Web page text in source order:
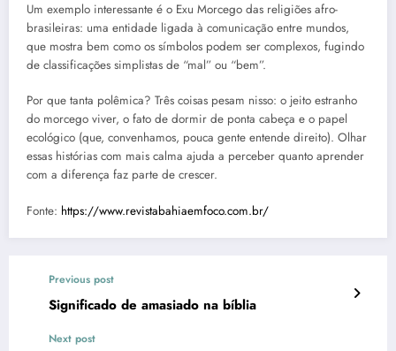
Um exemplo interessante é o Exu Morcego das religiões afro-
brasileiras: uma entidade ligada à comunicação entre mundos,
que mostra bem como os símbolos podem ser complexos, fugindo
de classificações simplistas de “mal” ou “bem”.
Por que tanta polêmica? Três coisas pesam nisso: o jeito estranho
do morcego viver, o fato de dormir de ponta cabeça e o papel
ecológico (que, convenhamos, pouca gente entende direito). Olhar
essas histórias com mais calma ajuda a perceber quanto aprender
com a diferença faz parte de crescer.
Fonte: https://www.revistabahiaemfoco.com.br/
Previous post
Significado de amasiado na bíblia
Next post